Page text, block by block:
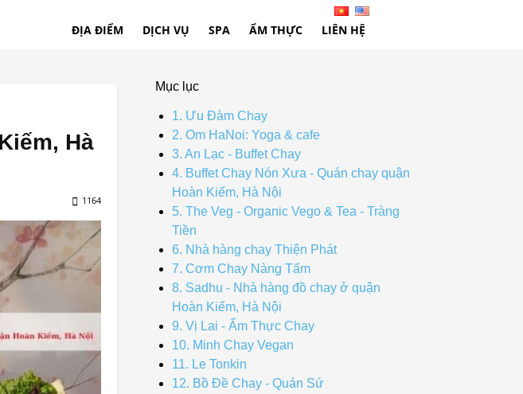
ĐỊA ĐIỂM DỊCH VỤ SPA ẨM THỰC LIÊN HỆ
Hà
1164
Mục lục
1. Ưu Đàm Chay
2. Om HaNoi: Yoga & cafe
3. An Lạc - Buffet Chay
4. Buffet Chay Nón Xưa - Quán chay quận
Hoàn Kiếm, Hà Nội
5. The Veg - Organic Vego & Tea - Tràng
Tiền
6. Nhà hàng chay Thiện Phát
7. Cơm Chay Nàng Tấm
8. Sadhu - Nhà hàng đồ chay ở quận
Hoàn Kiếm, Hà Nội
9. Vị Lai - Ẩm Thực Chay
10. Minh Chay Vegan
11. Le Tonkin
12. Bồ Đề Chay - Quán Sứ